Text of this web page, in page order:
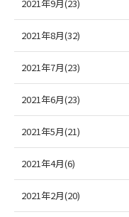
2021年9月(23)
2021年8月(32)
2021年7月(23)
2021年6月(23)
2021年5月(21)
2021年4月(6)
2021年2月(20)